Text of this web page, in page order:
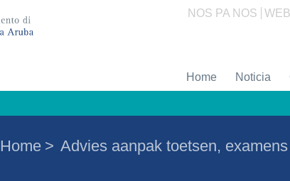
NOS PA NOS
Home Noticia
Home > Advies aanpak toetsen,